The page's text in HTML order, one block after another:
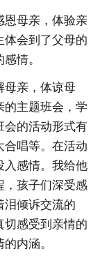
母亲，体验亲
体会到了父母的
情。
亲，体谅母
的主题班会，学
会的活动形式有
合唱等。在活动
入感情。我给他
，孩子们深受感
泪倾诉交流的
切感受到亲情的
内涵。